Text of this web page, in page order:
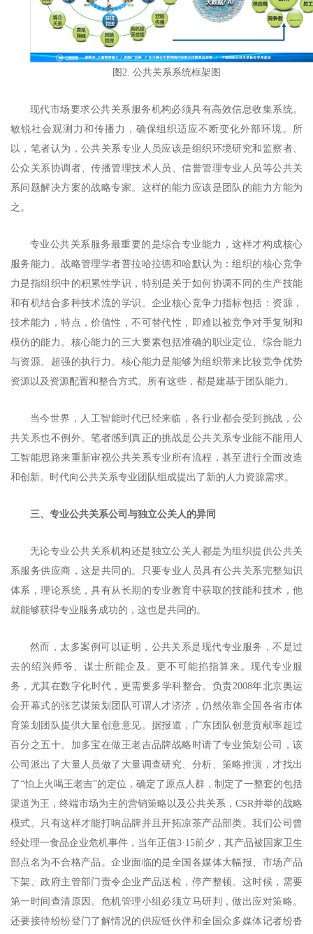
图2. 公共关系系统框架图
现代市场要求公共关系服务机构必须具有高效信息收集系统。
敏锐社会观测力和传播力，确保组织适应不断变化外部环境。所
以，笔者认为，公共关系专业人员应该是组织环境研究和监察者、
公众关系协调者、传播管理技术人员、信誉管理专业人员等公共关
系问题解决方案的战略专家。这样的能力应该是团队的能力方能为
之。
专业公共关系服务最重要的是综合专业能力，这样才构成核心
服务能力。战略管理学者普拉哈拉德和哈默认为：组织的核心竞争
力是指组织中的积累性学识，特别是关于如何协调不同的生产技能
和有机结合多种技术流的学识。企业核心竞争力指标包括：资源，
技术能力，特点，价值性，不可替代性，即难以被竞争对手复制和
模仿的能力。核心能力的三大要素包括准确的职业定位、综合能力
与资源、超强的执行力。核心能力是能够为组织带来比较竞争优势
资源以及资源配置和整合方式。所有这些，都是建基于团队能力。
当今世界，人工智能时代已经来临，各行业都会受到挑战，公
共关系也不例外。笔者感到真正的挑战是公共关系专业能不能用人
工智能思路来重新审视公共关系专业所有流程，甚至进行全面改造
和创新。时代向公共关系专业团队组成提出了新的人力资源需求。
三、专业公共关系公司与独立公关人的异同
无论专业公共关系机构还是独立公关人都是为组织提供公共关
系服务供应商，这是共同的。只要专业人员具有公共关系完整知识
体系，理论系统，具有从长期的专业教育中获取的技能和技术，他
就能够获得专业服务成功的，这也是共同的。
然而，太多案例可以证明，公共关系是现代专业服务，不是过
去的绍兴师爷、谋士所能企及。更不可能掐指算来。现代专业服
务，尤其在数字化时代，更需要多学科整合。负责2008年北京奥运
会开幕式的张艺谋策划团队可谓人才济济，仍然依靠全国各省市体
育策划团队提供大量创意意见。据报道，广东团队创意贡献率超过
百分之五十。加多宝在做王老吉品牌战略时请了专业策划公司，该
公司派出了大量人员做了大量调查研究、分析、策略推演，才找出
了“怕上火喝王老吉”的定位，确定了原点人群，制定了一整套的包括
渠道为王，终端市场为主的营销策略以及公共关系，CSR并举的战略
模式。只有这样才能打响品牌并且开拓凉茶产品部类。我们公司曾
经处理一食品企业危机事件，当年正值3·15前夕，其产品被国家卫生
部点名为不合格产品。企业面临的是全国各媒体大幅报、市场产品
下架、政府主管部门责令企业产品送检，停产整顿。这时候，需要
第一时间查清原因。危机管理小组必须立马研判，做出应对策略。
还要接待纷纷登门了解情况的供应链伙伴和全国众多媒体记者纷沓